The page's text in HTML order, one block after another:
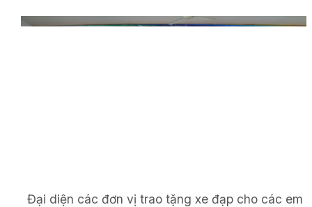
Đại diện các đơn vị trao tặng xe đạp cho các em